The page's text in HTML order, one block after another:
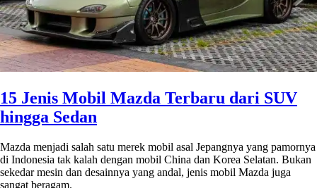
15 Jenis Mobil Mazda Terbaru dari SUV
hingga Sedan
Mazda menjadi salah satu merek mobil asal Jepangnya yang pamornya
di Indonesia tak kalah dengan mobil China dan Korea Selatan. Bukan
sekedar mesin dan desainnya yang andal, jenis mobil Mazda juga
sangat beragam.